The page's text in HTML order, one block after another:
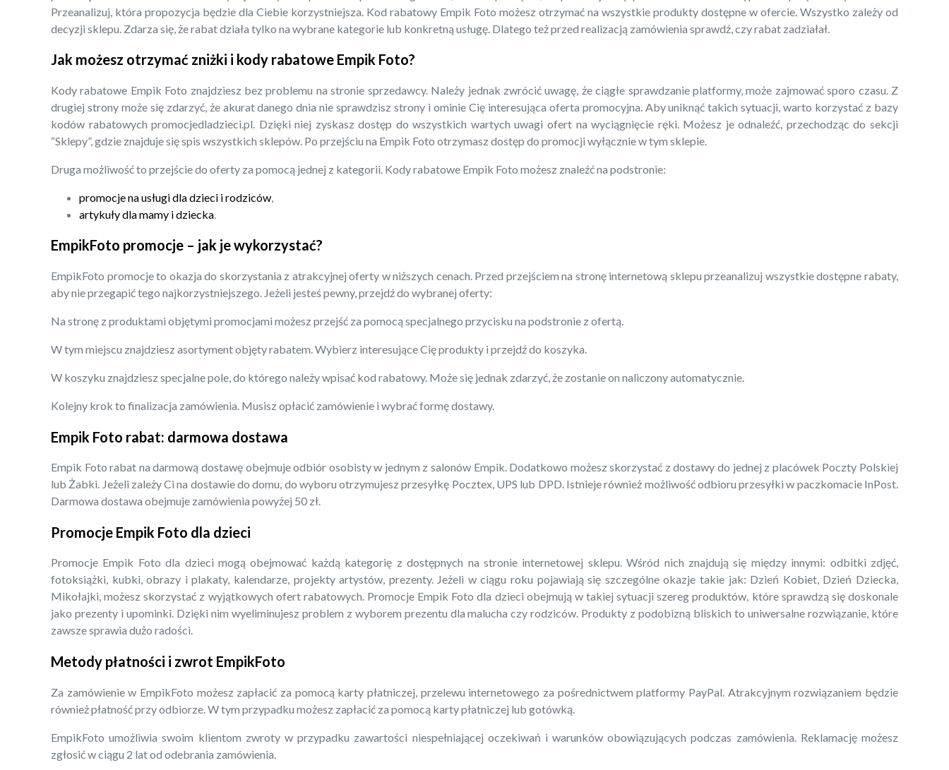
Przeanalizuj, która propozycja będzie dla Ciebie korzystniejsza. Kod rabatowy Empik Foto możesz otrzymać na wszystkie produkty dostępne w ofercie. Wszystko zależy od
decyzji sklepu. Zdarza się, że rabat działa tylko na wybrane kategorie lub konkretną usługę. Dlatego też przed realizacją zamówienia sprawdź, czy rabat zadziałał.
Jak możesz otrzymać zniżki i kody rabatowe Empik Foto?
Kody rabatowe Empik Foto znajdziesz bez problemu na stronie sprzedawcy. Należy jednak zwrócić uwagę, że ciągłe sprawdzanie platformy, może zajmować sporo czasu. Z
drugiej strony może się zdarzyć, że akurat danego dnia nie sprawdzisz strony i ominie Cię interesująca oferta promocyjna. Aby uniknąć takich sytuacji, warto korzystać z bazy
kodów rabatowych promocjedladzieci.pl. Dzięki niej zyskasz dostęp do wszystkich wartych uwagi ofert na wyciągnięcie ręki. Możesz je odnaleźć, przechodząc do sekcji
“Sklepy”, gdzie znajduje się spis wszystkich sklepów. Po przejściu na Empik Foto otrzymasz dostęp do promocji wyłącznie w tym sklepie.
Druga możliwość to przejście do oferty za pomocą jednej z kategorii. Kody rabatowe Empik Foto możesz znaleźć na podstronie:
promocje na usługi dla dzieci i rodziców
artykuły dla mamy i dziecka
EmpikFoto promocje – jak je wykorzystać?
EmpikFoto promocje to okazja do skorzystania z atrakcyjnej oferty w niższych cenach. Przed przejściem na stronę internetową sklepu przeanalizuj wszystkie dostępne rabaty,
aby nie przegapić tego najkorzystniejszego. Jeżeli jesteś pewny, przejdź do wybranej oferty:
Na stronę z produktami objętymi promocjami możesz przejść za pomocą specjalnego przycisku na podstronie z ofertą.
W tym miejscu znajdziesz asortyment objęty rabatem. Wybierz interesujące Cię produkty i przejdź do koszyka.
W koszyku znajdziesz specjalne pole, do którego należy wpisać kod rabatowy. Może się jednak zdarzyć, że zostanie on naliczony automatycznie.
Kolejny krok to finalizacja zamówienia. Musisz opłacić zamówienie i wybrać formę dostawy.
Empik Foto rabat: darmowa dostawa
Empik Foto rabat na darmową dostawę obejmuje odbiór osobisty w jednym z salonów Empik. Dodatkowo możesz skorzystać z dostawy do jednej z placówek Poczty Polskiej
lub Żabki. Jeżeli zależy Ci na dostawie do domu, do wyboru otrzymujesz przesyłkę Pocztex, UPS lub DPD. Istnieje również możliwość odbioru przesyłki w paczkomacie InPost.
Darmowa dostawa obejmuje zamówienia powyżej 50 zł.
Promocje Empik Foto dla dzieci
Promocje Empik Foto dla dzieci mogą obejmować każdą kategorię z dostępnych na stronie internetowej sklepu. Wśród nich znajdują się między innymi: odbitki zdjęć,
fotoksiążki, kubki, obrazy i plakaty, kalendarze, projekty artystów, prezenty. Jeżeli w ciągu roku pojawiają się szczególne okazje takie jak: Dzień Kobiet, Dzień Dziecka,
Mikołajki, możesz skorzystać z wyjątkowych ofert rabatowych. Promocje Empik Foto dla dzieci obejmują w takiej sytuacji szereg produktów, które sprawdzą się doskonale
jako prezenty i upominki. Dzięki nim wyeliminujesz problem z wyborem prezentu dla malucha czy rodziców. Produkty z podobizną bliskich to uniwersalne rozwiązanie, które
zawsze sprawia dużo radości.
Metody płatności i zwrot EmpikFoto
Za zamówienie w EmpikFoto możesz zapłacić za pomocą karty płatniczej, przelewu internetowego za pośrednictwem platformy PayPal. Atrakcyjnym rozwiązaniem będzie
również płatność przy odbiorze. W tym przypadku możesz zapłacić za pomocą karty płatniczej lub gotówką.
EmpikFoto umożliwia swoim klientom zwroty w przypadku zawartości niespełniającej oczekiwań i warunków obowiązujących podczas zamówienia. Reklamację możesz
zgłosić w ciągu 2 lat od odebrania zamówienia.